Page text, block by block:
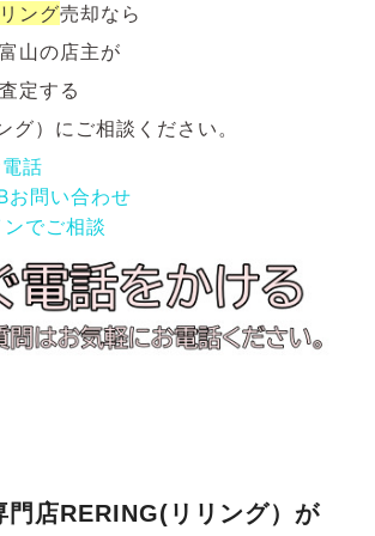
ング売却なら
山の店主が
定する
グ）にご相談ください。
話
お問い合わせ
でご相談
門店RERING(リリング）が